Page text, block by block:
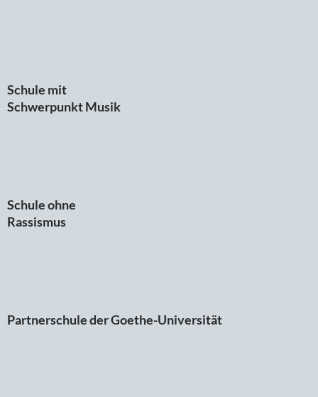
Schule mit
Schwerpunkt Musik
Schule ohne
Rassismus
Partnerschule der Goethe-Universität